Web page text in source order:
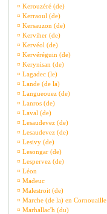
¤ Kerouzéré (de)
¤ Kerraoul (de)
¤ Kersauzon (de)
¤ Kerviher (de)
¤ Kervéol (de)
¤ Kervéréguin (de)
¤ Kerynisan (de)
¤ Lagadec (le)
¤ Lande (de la)
¤ Langueouez (de)
¤ Lanros (de)
¤ Laval (de)
¤ Lesaudevez (de)
¤ Lesaudevez (de)
¤ Lesivy (de)
¤ Lesongar (de)
¤ Lespervez (de)
¤ Léon
¤ Madeuc
¤ Malestroit (de)
¤ Marche (de la) en Cornouaille
¤ Marhallac'h (du)